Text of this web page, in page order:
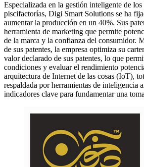
Especializada en la gestión inteligente de
piscifactorías, Digi Smart Solutions se ha
aumentar la producción en un 40%. Sus
herramienta de marketing que permite
de la marca y la confianza del consumidor.
de sus patentes, la empresa optimiza su
valor declarado de sus patentes, lo que
condiciones y evaluar el rendimiento
arquitectura de Internet de las cosas (IoT),
respaldada por herramientas de inteligencia
indicadores clave para fundamentar una